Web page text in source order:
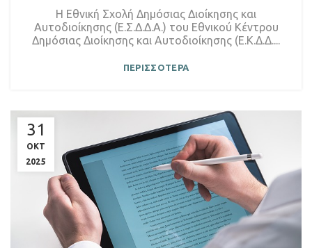
Η Εθνική Σχολή Δημόσιας Διοίκησης και
Αυτοδιοίκησης (Ε.Σ.Δ.Δ.Α.) του Εθνικού Κέντρου
Δημόσιας Διοίκησης και Αυτοδιοίκησης (Ε.Κ.Δ.Δ....
ΠΕΡΙΣΣΟΤΕΡΑ
31
ΟΚΤ
2025